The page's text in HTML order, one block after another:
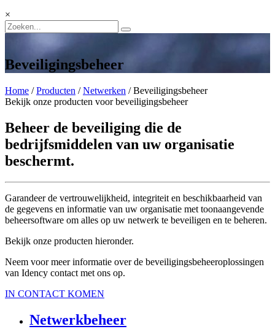
×
Beveiligingsbeheer
Home /Producten /Netwerken / Beveiligingsbeheer
Bekijk onze producten voor beveiligingsbeheer
Beheer de beveiliging die de
bedrijfsmiddelen van uw organisatie
beschermt.
Garandeer de vertrouwelijkheid, integriteit en beschikbaarheid van
de gegevens en informatie van uw organisatie met toonaangevende
beheersoftware om alles op uw netwerk te beveiligen en te beheren.
Bekijk onze producten hieronder.
Neem voor meer informatie over de beveiligingsbeheeroplossingen
van Idency contact met ons op.
IN CONTACT KOMEN
Netwerkbeheer